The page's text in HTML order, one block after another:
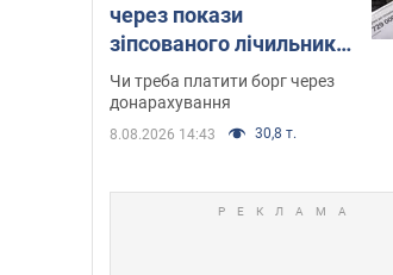
через покази
зіпсованого лічильника:
суддя ухвалив
неочікуване рішення
Чи треба платити борг через
донарахування
8.08.2026 14:43 30,8 т.